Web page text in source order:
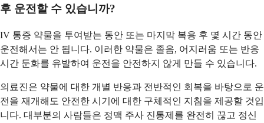
후 운전할 수 있습니까?
IV 통증 약물을 투여받는 동안 또는 마지막 복용 후 몇 시간 동안
운전해서는 안 됩니다. 이러한 약물은 졸음, 어지러움 또는 반응
시간 둔화를 유발하여 운전을 안전하지 않게 만들 수 있습니다.
의료진은 약물에 대한 개별 반응과 전반적인 회복을 바탕으로 운
전을 재개해도 안전한 시기에 대한 구체적인 지침을 제공할 것입
니다. 대부분의 사람들은 정맥 주사 진통제를 완전히 끊고 정신